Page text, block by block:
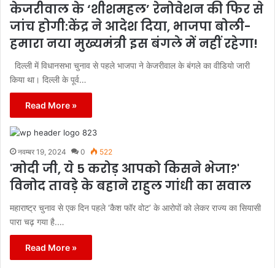
केजरीवाल के ‘शीशमहल’ रेनोवेशन की फिर से
जांच होगी:केंद्र ने आदेश दिया, भाजपा बोली-
हमारा नया मुख्यमंत्री इस बंगले में नहीं रहेगा!
दिल्ली में विधानसभा चुनाव से पहले भाजपा ने केजरीवाल के बंगले का वीडियो जारी
किया था। दिल्ली के पूर्व…
Read More »
नवम्बर 19, 2024 0 522
'मोदी जी, ये 5 करोड़ आपको किसने भेजा?'
विनोद तावड़े के बहाने राहुल गांधी का सवाल
महाराष्ट्र चुनाव से एक दिन पहले ‘कैश फॉर वोट’ के आरोपों को लेकर राज्य का सियासी
पारा चढ़ गया है.…
Read More »